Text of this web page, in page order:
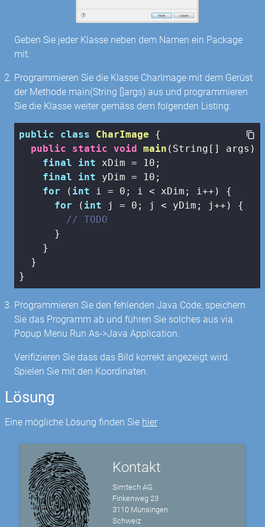
Geben Sie jeder Klasse neben dem Namen ein Package
mit.
Programmieren Sie die Klasse CharImage mit dem Gerüst
der Methode main(String []args) aus und programmieren
Sie die Klasse weiter gemäss dem folgenden Listing:
public class CharImage
{
public
static void main (String[] args)
final
int xDim = 10 ;
final
int yDim = 10 ;
for ( int i = 0 ; i < xDim; i++) {
for ( int j = 0 ; j < yDim; j++) {
// TODO
      }
    }
  }
}
Programmieren Sie den fehlenden Java Code, speichern
Sie das Programm ab und führen Sie solches aus via
Popup Menu Run As->Java Application.
Verifizieren Sie dass das Bild korrekt angezeigt wird.
Spielen Sie mit den Koordinaten.
Lösung
Eine mögliche Lösung finden Sie hier
Kontakt
Simtech AG
Finkenweg 23
3110 Münsingen
Schweiz